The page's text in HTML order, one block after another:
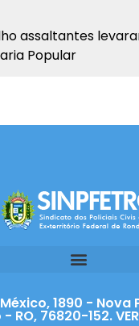
assaltantes
Popular
1890 -
RO, 76820-152.